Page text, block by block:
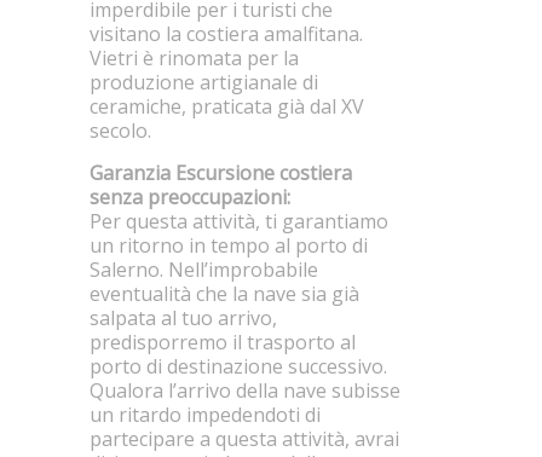
imperdibile per i turisti che
visitano la costiera amalfitana.
Vietri è rinomata per la
produzione artigianale di
ceramiche, praticata già dal XV
secolo.
Garanzia Escursione costiera
senza preoccupazioni:
Per questa attività, ti garantiamo
un ritorno in tempo al porto di
Salerno. Nell’improbabile
eventualità che la nave sia già
salpata al tuo arrivo,
predisporremo il trasporto al
porto di destinazione successivo.
Qualora l’arrivo della nave subisse
un ritardo impedendoti di
partecipare a questa attività, avrai